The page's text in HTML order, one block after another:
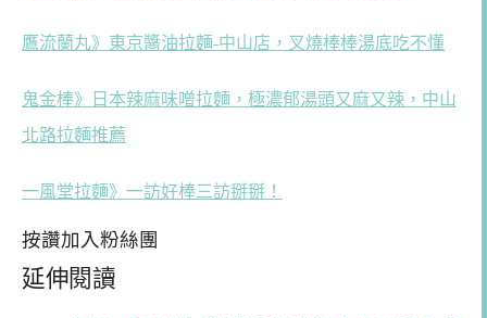
鷹流蘭丸》東京醬油拉麵-中山店，叉燒棒棒湯底吃不懂
鬼金棒》日本辣麻味噌拉麵，極濃郁湯頭又麻又辣，中山
北路拉麵推薦
一風堂拉麵》一訪好棒三訪掰掰！
按讚加入粉絲團
延伸閱讀